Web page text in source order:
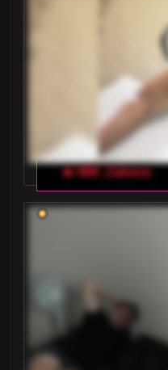
🔥 Milf_Zabava